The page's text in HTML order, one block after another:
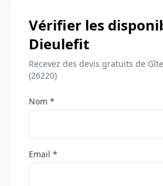
Vérifier les
Dieulefit
Recevez des devis gratuits de
(26220)
Nom *
Email *